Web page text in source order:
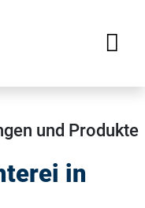
und Produkte
in